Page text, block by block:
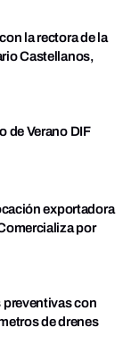
la rectora de la
Castellanos,
de Verano DIF
exportadora
por
preventivas con
de drenes